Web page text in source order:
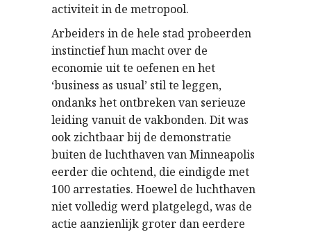
activiteit in de metropool.
Arbeiders in de hele stad probeerden
instinctief hun macht over de
economie uit te oefenen en het
‘business as usual’ stil te leggen,
ondanks het ontbreken van serieuze
leiding vanuit de vakbonden. Dit was
ook zichtbaar bij de demonstratie
buiten de luchthaven van Minneapolis
eerder die ochtend, die eindigde met
100 arrestaties. Hoewel de luchthaven
niet volledig werd platgelegd, was de
actie aanzienlijk groter dan eerdere